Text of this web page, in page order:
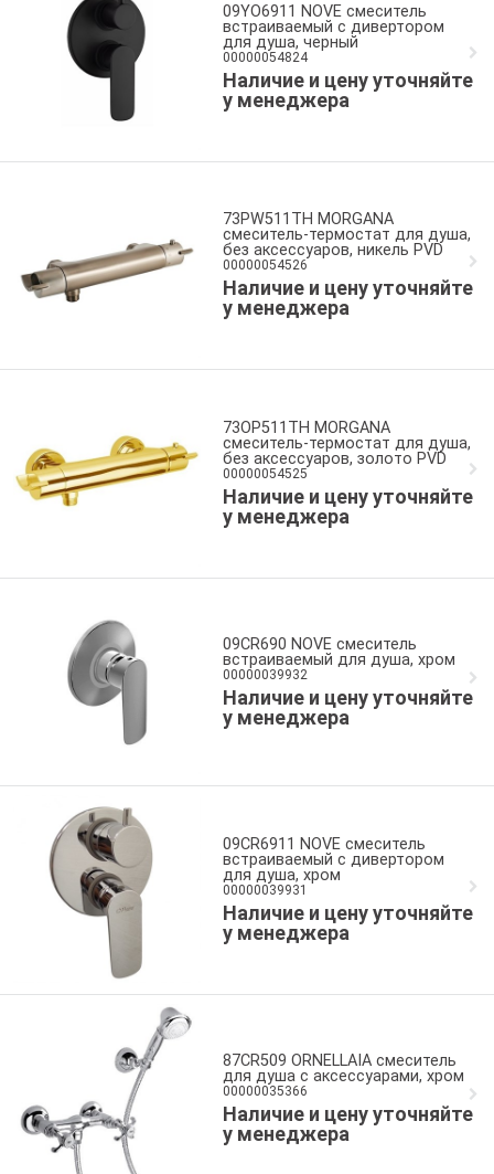
09YO6911 NOVE смеситель
встраиваемый c дивертором
для душа, черный
00000054824
Наличие и цену уточняйте
у менеджера
73PW511TH MORGANA
смеситель-термостат для душа,
без аксессуаров, никель PVD
00000054526
Наличие и цену уточняйте
у менеджера
73OP511TH MORGANA
смеситель-термостат для душа,
без аксессуаров, золото PVD
00000054525
Наличие и цену уточняйте
у менеджера
09CR690 NOVE смеситель
встраиваемый для душа, хром
00000039932
Наличие и цену уточняйте
у менеджера
09CR6911 NOVE смеситель
встраиваемый c дивертором
для душа, хром
00000039931
Наличие и цену уточняйте
у менеджера
87CR509 ORNELLAIA смеситель
для душа с аксессуарами, хром
00000035366
Наличие и цену уточняйте
у менеджера